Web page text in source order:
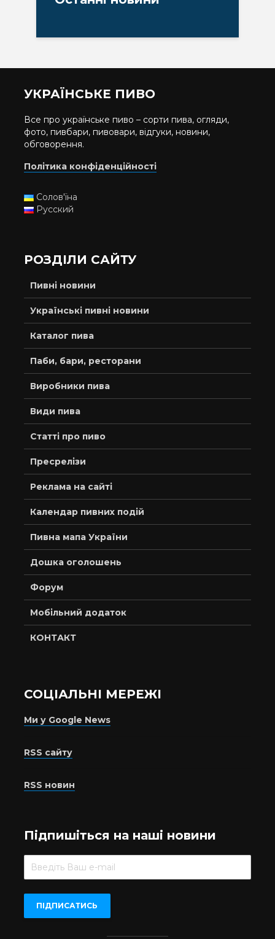
УКРАЇНСЬКЕ ПИВО
Все про українське пиво – сорти пива, огляди,
фото, пивбари, пивовари, відгуки, новини,
обговорення.
Політика конфіденційності
Солов'їна
Русский
РОЗДІЛИ САЙТУ
Пивні новини
Українські пивні новини
Каталог пива
Паби, бари, ресторани
Виробники пива
Види пива
Статті про пиво
Пресрелізи
Реклама на сайті
Календар пивних подій
Пивна мапа України
Дошка оголошень
Форум
Мобільний додаток
КОНТАКТ
СОЦІАЛЬНІ МЕРЕЖІ
Ми у Google News
RSS сайту
RSS новин
Підпишіться на наші новини